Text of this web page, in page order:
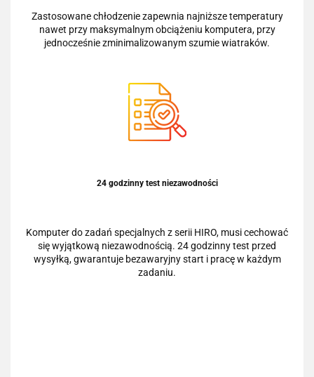
Zastosowane chłodzenie zapewnia najniższe temperatury
nawet przy maksymalnym obciążeniu komputera, przy
jednocześnie zminimalizowanym szumie wiatraków.
24 godzinny test niezawodności
Komputer do zadań specjalnych z serii HIRO, musi cechować
się wyjątkową niezawodnością. 24 godzinny test przed
wysyłką, gwarantuje bezawaryjny start i pracę w każdym
zadaniu.